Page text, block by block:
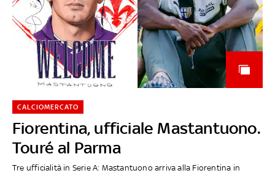
Fiorentina, ufficiale Mastantuono.
Touré al Parma
CALCIOMERCATO
Tre ufficialità in Serie A: Mastantuono arriva alla Fiorentina in